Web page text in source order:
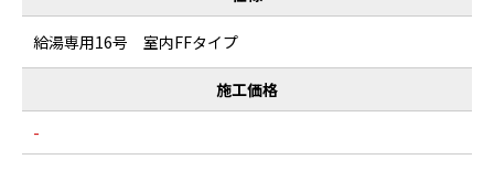
給湯専用16号 室内FFタイプ
施工価格
-